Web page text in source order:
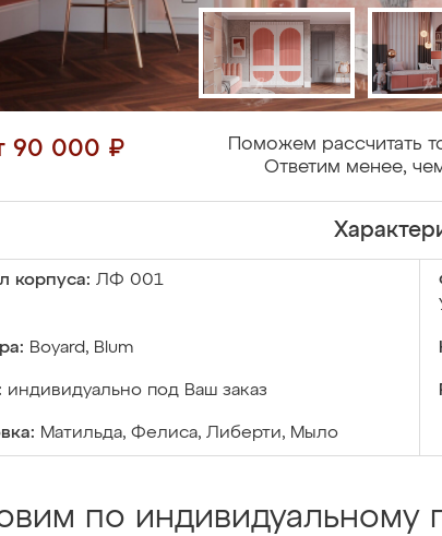
90 000 ₽
Поможем рассчитать
Ответим менее,
корпуса: ЛФ 001
Boyard, Blum
индивидуально под Ваш заказ
Матильда, Фелиса, Либерти, Мыло
по индивидуальному